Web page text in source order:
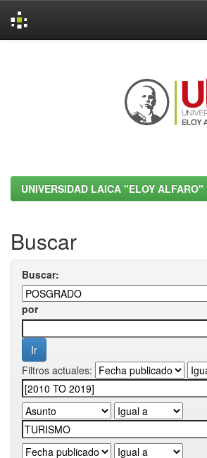
UNIVERSIDAD LAICA "ELOY ALFARO"
Buscar
Buscar:
por
Filtros actuales: